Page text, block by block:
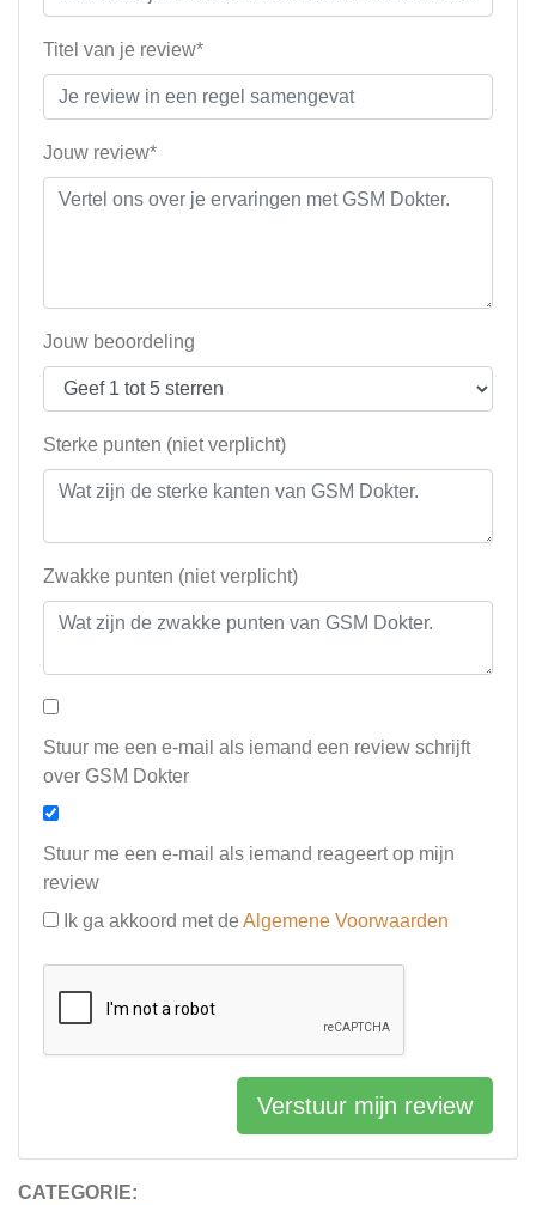
CATEGORIE:
Titel van je review*
Jouw review*
Jouw beoordeling
Sterke punten (niet verplicht)
Zwakke punten (niet verplicht)
Stuur me een e-mail als iemand een review schrijft
over GSM Dokter
Stuur me een e-mail als iemand reageert op mijn
review
Ik ga akkoord met de Algemene Voorwaarden
Verstuur mijn review